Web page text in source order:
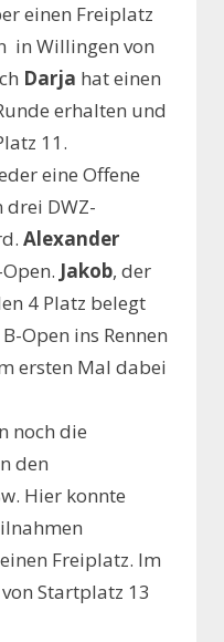
einen Freiplatz
in Willingen von
Darja hat einen
erhalten und
11.
eine Offene
drei DWZ-
Alexander
Jakob, der
4 Platz belegt
Open ins Rennen
ersten Mal dabei
noch die
den
Hier konnte
Freiplatz. Im
Startplatz 13